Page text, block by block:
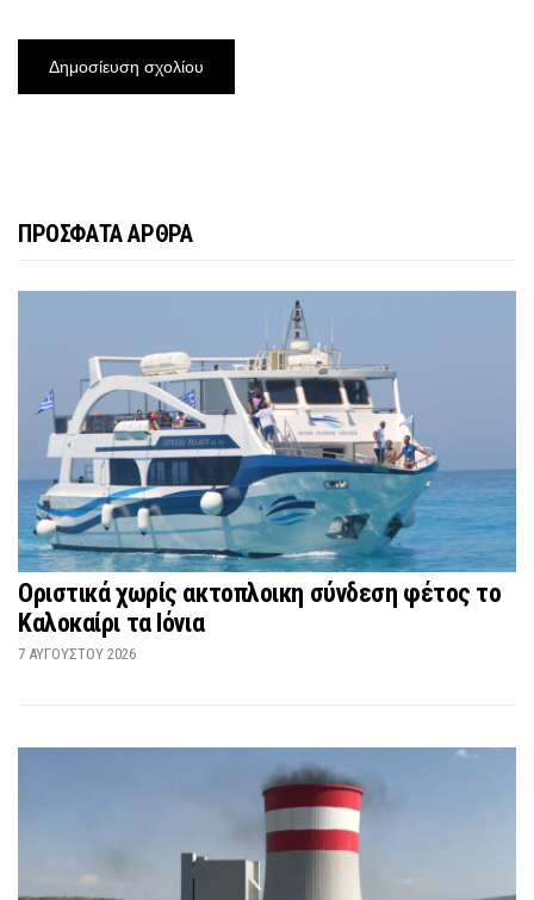
ΠΡΟΣΦΑΤΑ ΑΡΘΡΑ
Οριστικά χωρίς ακτοπλοικη σύνδεση φέτος το
Καλοκαίρι τα Ιόνια
7 ΑΥΓΟΎΣΤΟΥ 2026